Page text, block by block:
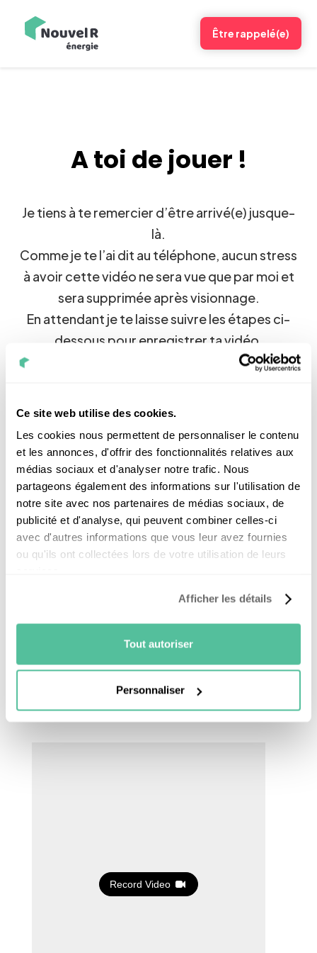
Ce site web utilise des cookies.
Les cookies nous permettent de personnaliser le contenu
et les annonces, d'offrir des fonctionnalités relatives aux
médias sociaux et d'analyser notre trafic. Nous
partageons également des informations sur l'utilisation de
notre site avec nos partenaires de médias sociaux, de
publicité et d'analyse, qui peuvent combiner celles-ci
avec d'autres informations que vous leur avez fournies
ou qu'ils ont collectées lors de votre utilisation de leurs
Afficher les détails
Tout autoriser
Personnaliser
Être rappelé(e)
A toi de jouer !
Je tiens à te remercier d’être arrivé(e) jusque-
là.
Comme je te l’ai dit au téléphone, aucun stress
à avoir cette vidéo ne sera vue que par moi et
sera supprimée après visionnage.
En attendant je te laisse suivre les étapes ci-
dessous pour enregistrer ta vidéo.
Si tu as un doute envoie moi un mail sur
Quand tu te sens prêt(e), clique sur “enregistrer”
pour commencer l’enregistrement de la vidéo.
Un décompte apparait sur l’écran, quand il se
termine : la parole est à toi.
Dans un premier temps, présente-toi (nom,
Une fois que tu as terminé, clique sur “arrêter”.
Une fois que le traitement est terminé, la vidéo
est automatiquement envoyée. Si tu t’es
cliquant sur “recommencer”.
Record Video